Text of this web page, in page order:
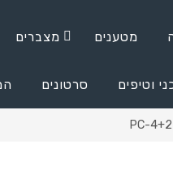
מצברים מטענים
סרטונים וטיפים